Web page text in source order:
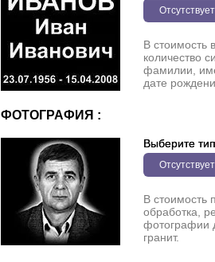
Отсутствует
В стоимость
количество
фамилии,
дате
ФОТОГРАФИЯ :
Выберите тип
Отсутствует
В стоимость
обработка,
фотографии
гранит.